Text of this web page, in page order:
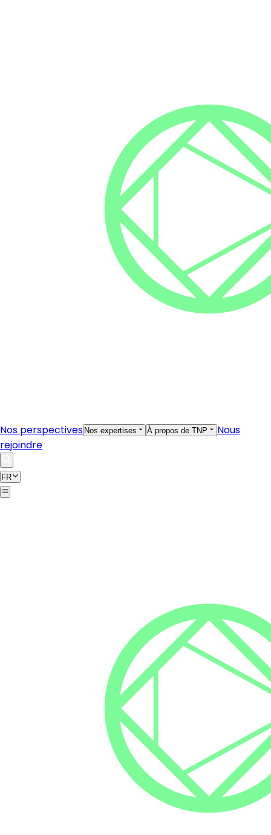
Nos perspectives Nos expertises À propos de TNP
Nous
rejoindre
FR